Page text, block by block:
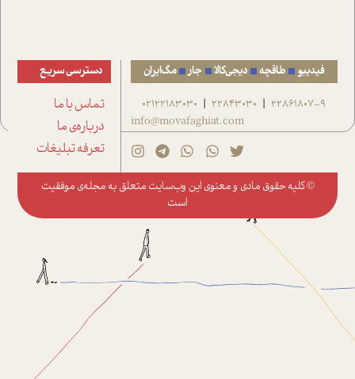
فیدیبو طاقچه دیجی‌کالا جار مگ‌ایران
22861807-9
|
22843030
|
02122183030
info@movafaghiat.com
دسترسی سریع
تماس با ما
درباره‌ی ما
تعرفه تبلیغات
© کلیه حقوق مادی و معنوی این وب‌سایت متعلق به مجله‌ی موفقیت
است